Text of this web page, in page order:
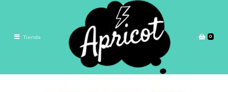
Tienda 0